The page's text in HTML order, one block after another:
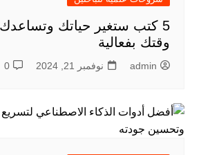
5 كتب ستغير حياتك
وقتك بفعالية
admin نوفمبر 21, 2024 0